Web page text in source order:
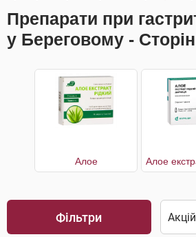
Препарати при
у Береговому -
Алое Алое
Фільтри